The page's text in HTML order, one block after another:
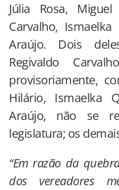
Júlia Rosa,
Carvalho,
Araújo. Dois
Regivaldo
provisoriamente,
Hilário, Ismaelka
Araújo, não se
legislatura; os
“Em razão da
dos vereadores